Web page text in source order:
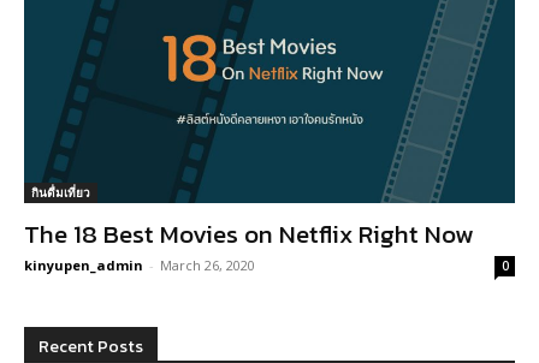
กินดื่มเที่ยว
The 18 Best Movies on Netflix Right Now
kinyupen_admin - March 26, 2020 0
Recent Posts